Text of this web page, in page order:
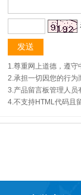
1.尊重网上道德，遵守
2.承担一切因您的行为
3.产品留言板管理人员
4.不支持HTML代码且